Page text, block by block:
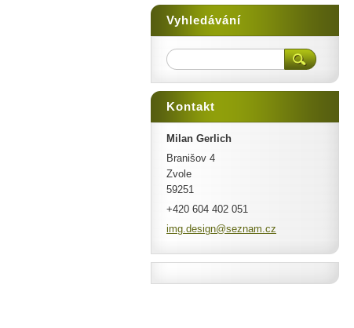
Vyhledávání
Kontakt
Milan Gerlich
Branišov 4
Zvole
59251
+420 604 402 051
img.design@seznam.cz